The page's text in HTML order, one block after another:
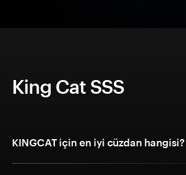
King Cat SSS
KINGCAT için en iyi cüzdan hangisi?